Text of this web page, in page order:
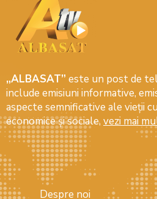
„ALBASAT” este un post de
include emisiuni informative,
aspecte semnificative ale vieţii
economice şi sociale, vezi mai
Despre noi